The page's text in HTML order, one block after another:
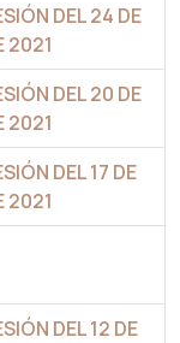
DEL 24 DE
2021
DEL 20 DE
2021
DEL 17 DE
2021
DEL 12 DE